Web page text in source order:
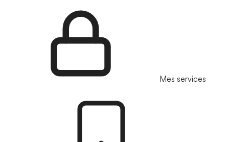
Mes services